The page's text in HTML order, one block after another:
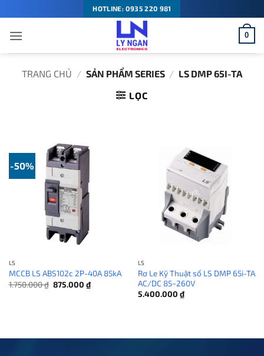
qua
nội
dung
HOTLINE: 0935 220 981
0
TRANG CHỦ / SẢN PHẨM SERIES / LS DMP 65I-TA
LỌC
-50%
LS
MCCB LS ABS102c 2P-40A 85kA
1.750.000₫ Giá
gốc
875.000 ₫Giá
hiện
LS
Rơ Le Kỹ Thuật số LS DMP 65i-TA
AC/DC 85~260V
5.400.000 ₫